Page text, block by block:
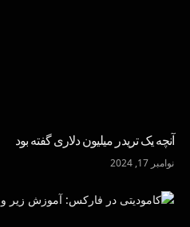
آنچه یک تریدر میلیون دلاری گفته بود
نوامبر 17, 2024